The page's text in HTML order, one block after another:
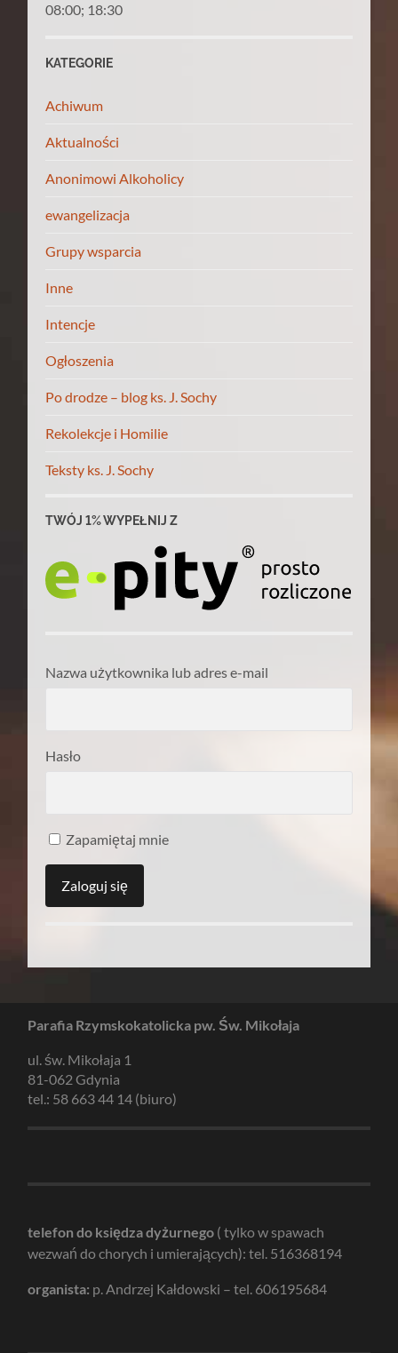
08:00; 18:30
KATEGORIE
Achiwum
Aktualności
Anonimowi Alkoholicy
ewangelizacja
Grupy wsparcia
Inne
Intencje
Ogłoszenia
Po drodze – blog ks. J. Sochy
Rekolekcje i Homilie
Teksty ks. J. Sochy
TWÓJ 1% WYPEŁNIJ Z
Nazwa użytkownika lub adres e-mail
Hasło
Zapamiętaj mnie
Parafia Rzymskokatolicka pw. Św. Mikołaja
ul. św. Mikołaja 1
81-062 Gdynia
tel.: 58 663 44 14 (biuro)
telefon do księdza dyżurnego ( tylko w spawach
wezwań do chorych i umierających): tel. 516368194
organista: p. Andrzej Kałdowski – tel. 606195684